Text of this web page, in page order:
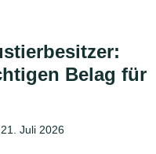
Belag für
21. Juli 2026